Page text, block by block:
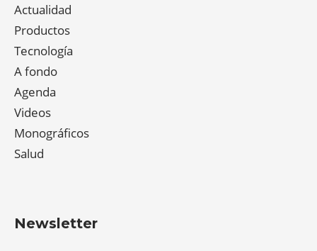
Actualidad
Productos
Tecnología
A fondo
Agenda
Videos
Monográficos
Salud
Newsletter